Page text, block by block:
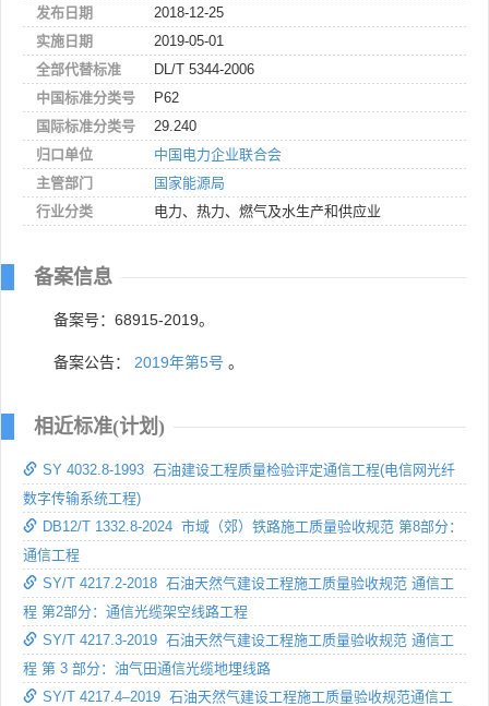
发布日期
2018-12-25
实施日期
2019-05-01
全部代替标准
DL/T 5344-2006
中国标准分类号
P62
国际标准分类号
29.240
归口单位
中国电力企业联合会
主管部门
国家能源局
行业分类
电力、热力、燃气及水生产和供应业
备案信息
备案号：68915-2019。
备案公告： 2019年第5号 。
相近标准(计划)
SY 4032.8-1993 石油建设工程质量检验评定通信工程(电信网光纤
数字传输系统工程)
DB12/T 1332.8-2024 市域（郊）铁路施工质量验收规范 第8部分：
通信工程
SY/T 4217.2-2018 石油天然气建设工程施工质量验收规范 通信工
程 第2部分：通信光缆架空线路工程
SY/T 4217.3-2019 石油天然气建设工程施工质量验收规范 通信工
程 第 3 部分：油气田通信光缆地埋线路
SY/T 4217.4–2019 石油天然气建设工程施工质量验收规范通信工